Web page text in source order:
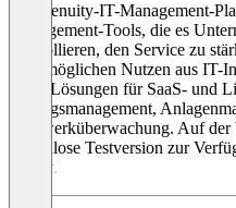
Die Genuity-IT-Management-
Management-Tools, die es
kontrollieren, den Service zu
größtmöglichen Nutzen aus IT-
bietet Lösungen für SaaS- und
Vertragsmanagement,
Netzwerküberwachung. Auf
kostenlose Testversion zur
Monat.